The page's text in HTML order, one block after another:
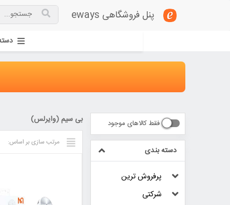
پنل فروشگاهی eways
فقط کالاهای موجود
دسته بندی
پرفروش ترین
شرکتی
بی سیم (وایرلس)
مرتب سازی بر اساس: